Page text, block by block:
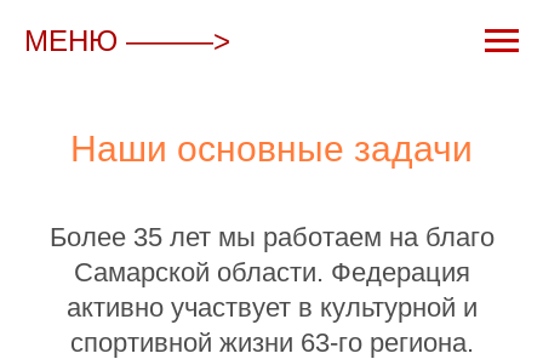
МЕНЮ ———>
Наши основные задачи
Более 35 лет мы работаем на благо
Самарской области. Федерация
активно участвует в культурной и
спортивной жизни 63-го региона.